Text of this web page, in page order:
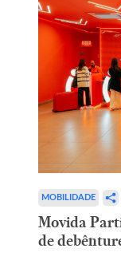
MOBILIDADE
Movida
de